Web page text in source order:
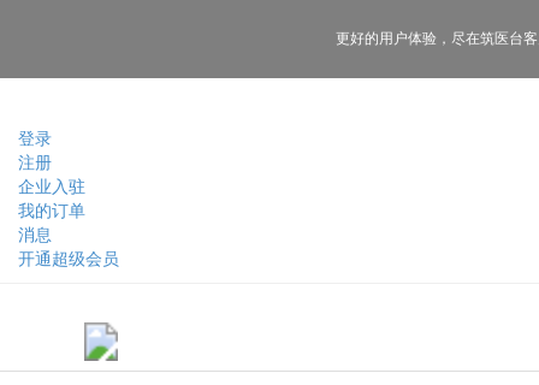
登录
注册
企业入驻
我的订单
消息
开通超级会员
更好的用户体验， 尽在筑医台